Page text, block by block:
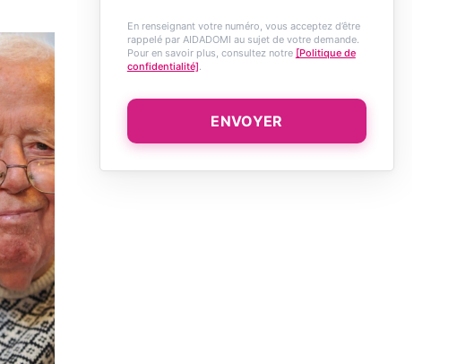
En renseignant votre numéro, vous acceptez d’être
rappelé par AIDADOMI au sujet de votre demande.
Pour en savoir plus, consultez notre [Politique de
confidentialité]